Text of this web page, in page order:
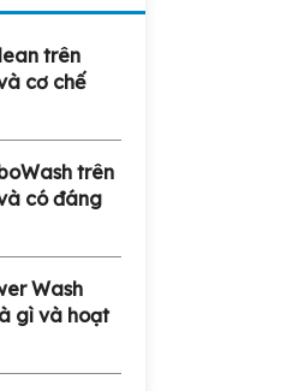
trên
cơ chế
trên
có đáng
Wash
gì và hoạt